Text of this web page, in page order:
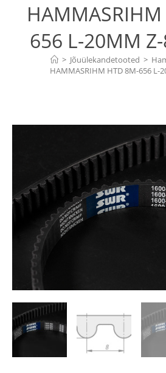
656 L-20MM
> Jõuülekandetooted >
HAMMASRIHM HTD 8M-656 L-